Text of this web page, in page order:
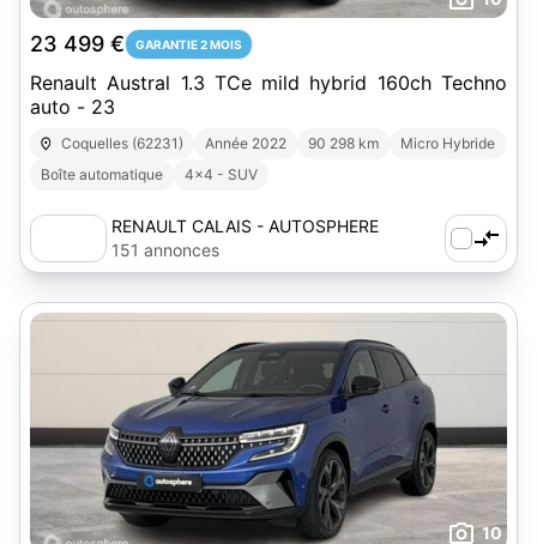
23 499 € GARANTIE 2 MOIS
Renault Austral 1.3 TCe mild hybrid 160ch Techno
auto - 23
Coquelles (62231) Année 2022 90 298 km
Micro Hybride
Boîte automatique
4x4 - SUV
RENAULT CALAIS - AUTOSPHERE
151 annonces
10